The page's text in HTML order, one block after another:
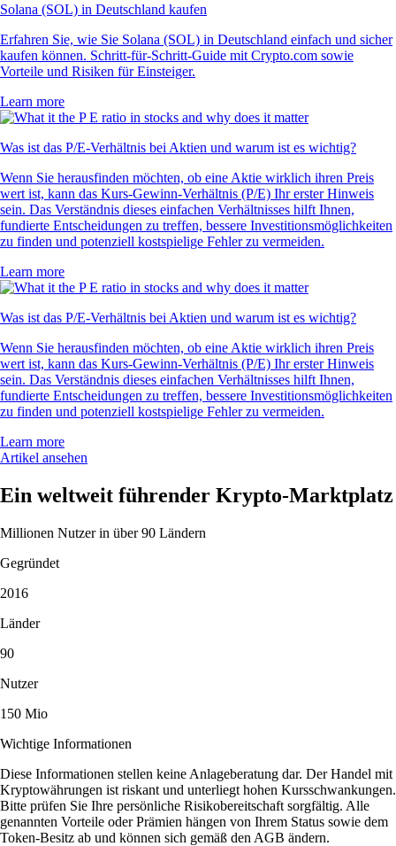
Solana (SOL) in Deutschland kaufen
Erfahren Sie, wie Sie Solana (SOL) in Deutschland einfach und sicher
kaufen können. Schritt-für-Schritt-Guide mit Crypto.com sowie
Vorteile und Risiken für Einsteiger.
Learn more
Was ist das P/E-Verhältnis bei Aktien und warum ist es wichtig?
Wenn Sie herausfinden möchten, ob eine Aktie wirklich ihren Preis
wert ist, kann das Kurs-Gewinn-Verhältnis (P/E) Ihr erster Hinweis
sein. Das Verständnis dieses einfachen Verhältnisses hilft Ihnen,
fundierte Entscheidungen zu treffen, bessere Investitionsmöglichkeiten
zu finden und potenziell kostspielige Fehler zu vermeiden.
Learn more
Was ist das P/E-Verhältnis bei Aktien und warum ist es wichtig?
Wenn Sie herausfinden möchten, ob eine Aktie wirklich ihren Preis
wert ist, kann das Kurs-Gewinn-Verhältnis (P/E) Ihr erster Hinweis
sein. Das Verständnis dieses einfachen Verhältnisses hilft Ihnen,
fundierte Entscheidungen zu treffen, bessere Investitionsmöglichkeiten
zu finden und potenziell kostspielige Fehler zu vermeiden.
Learn more
Artikel ansehen
Ein weltweit führender Krypto-Marktplatz
Millionen Nutzer in über 90 Ländern
Gegründet
2016
Länder
90
Nutzer
150 Mio
Wichtige Informationen
Diese Informationen stellen keine Anlageberatung dar. Der Handel mit
Kryptowährungen ist riskant und unterliegt hohen Kursschwankungen.
Bitte prüfen Sie Ihre persönliche Risikobereitschaft sorgfältig. Alle
genannten Vorteile oder Prämien hängen von Ihrem Status sowie dem
Token-Besitz ab und können sich gemäß den AGB ändern.